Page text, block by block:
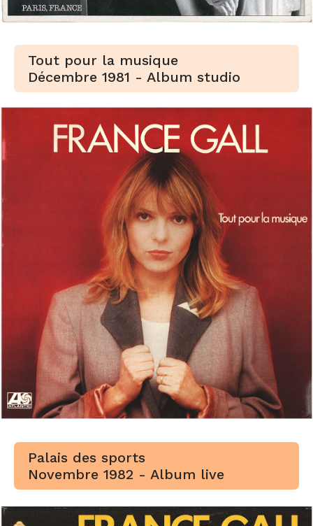
Tout pour la musique
Décembre 1981 - Album studio
Palais des sports
Novembre 1982 - Album live